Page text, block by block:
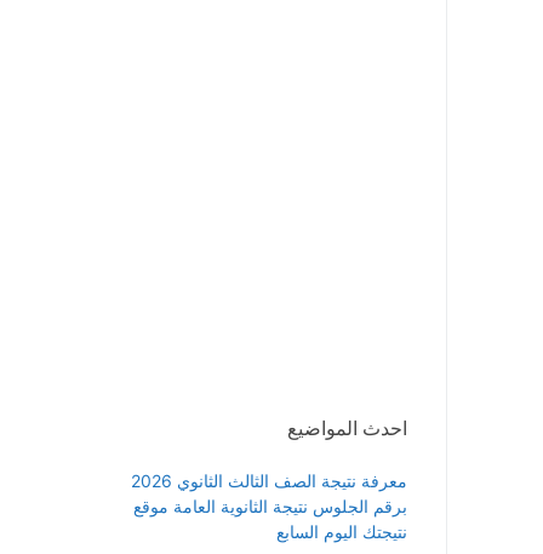
احدث المواضيع
معرفة نتيجة الصف الثالث الثانوي 2026
برقم الجلوس نتيجة الثانوية العامة موقع
نتيجتك اليوم السابع